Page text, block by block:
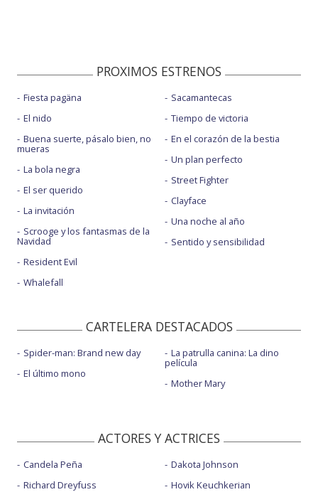
PROXIMOS ESTRENOS
Fiesta pagäna
El nido
Buena suerte, pásalo bien, no
mueras
La bola negra
El ser querido
La invitación
Scrooge y los fantasmas de la
Navidad
Resident Evil
Whalefall
Sacamantecas
Tiempo de victoria
En el corazón de la bestia
Un plan perfecto
Street Fighter
Clayface
Una noche al año
Sentido y sensibilidad
CARTELERA DESTACADOS
Spider-man: Brand new day
El último mono
La patrulla canina: La dino
película
Mother Mary
ACTORES Y ACTRICES
Candela Peña
Richard Dreyfuss
Dakota Johnson
Hovik Keuchkerian